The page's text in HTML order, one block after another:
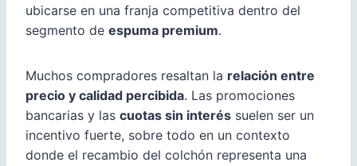
ubicarse en una franja competitiva dentro del
segmento de espuma premium.
Muchos compradores resaltan la relación entre
precio y calidad percibida. Las promociones
bancarias y las cuotas sin interés suelen ser un
incentivo fuerte, sobre todo en un contexto
donde el recambio del colchón representa una